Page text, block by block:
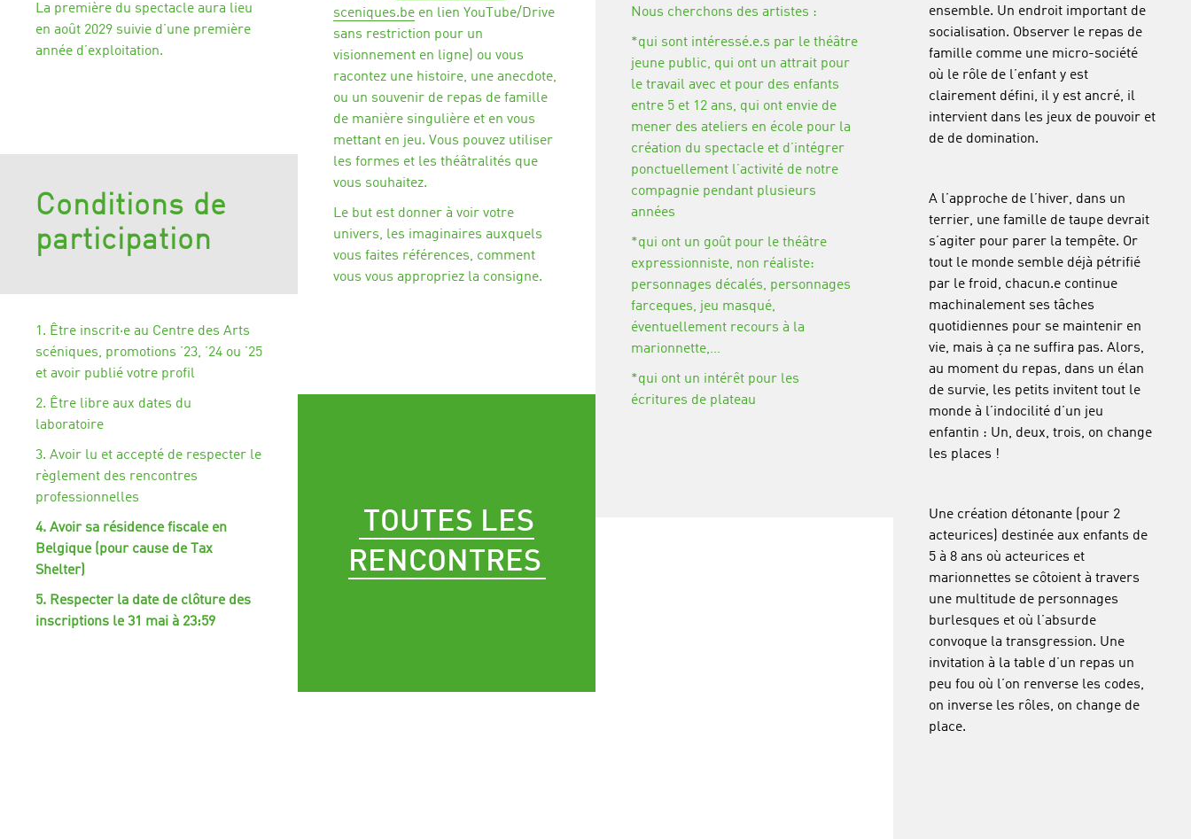
La première du spectacle aura lieu
en août 2029 suivie d’une première
année d’exploitation.
Nous cherchons des artistes :
*qui sont intéressé.e.s par le théâtre
jeune public, qui ont un attrait pour
le travail avec et pour des enfants
entre 5 et 12 ans, qui ont envie de
mener des ateliers en école pour la
création du spectacle et d’intégrer
ponctuellement l’activité de notre
compagnie pendant plusieurs
années
*qui ont un goût pour le théâtre
expressionniste, non réaliste:
personnages décalés, personnages
farceques, jeu masqué,
éventuellement recours à la
marionnette,…
*qui ont un intérêt pour les
écritures de plateau
ensemble. Un endroit important de
socialisation. Observer le repas de
famille comme une micro-société
où le rôle de l’enfant y est
clairement défini, il y est ancré, il
intervient dans les jeux de pouvoir et
de de domination.
A l’approche de l’hiver, dans un
terrier, une famille de taupe devrait
s’agiter pour parer la tempête. Or
tout le monde semble déjà pétrifié
par le froid, chacun.e continue
machinalement ses tâches
quotidiennes pour se maintenir en
vie, mais à ça ne suffira pas. Alors,
au moment du repas, dans un élan
de survie, les petits invitent tout le
monde à l’indocilité d’un jeu
enfantin : Un, deux, trois, on change
les places !
Une création détonante (pour 2
acteurices) destinée aux enfants de
5 à 8 ans où acteurices et
marionnettes se côtoient à travers
une multitude de personnages
burlesques et où l’absurde
convoque la transgression. Une
invitation à la table d’un repas un
peu fou où l’on renverse les codes,
on inverse les rôles, on change de
place.
sceniques.be en lien YouTube/Drive
sans restriction pour un
visionnement en ligne) ou vous
racontez une histoire, une anecdote,
ou un souvenir de repas de famille
de manière singulière et en vous
mettant en jeu. Vous pouvez utiliser
les formes et les théâtralités que
vous souhaitez.
Le but est donner à voir votre
univers, les imaginaires auxquels
vous faites références, comment
vous vous appropriez la consigne.
Conditions de
participation
1. Être inscrit·e au Centre des Arts
scéniques, promotions ’23, ’24 ou ’25
et avoir publié votre profil
2. Être libre aux dates du
laboratoire
3. Avoir lu et accepté de respecter le
règlement des rencontres
professionnelles
4. Avoir sa résidence fiscale en
Belgique (pour cause de Tax
Shelter)
5. Respecter la date de clôture des
inscriptions le 31 mai à 23:59
TOUTES LES
RENCONTRES